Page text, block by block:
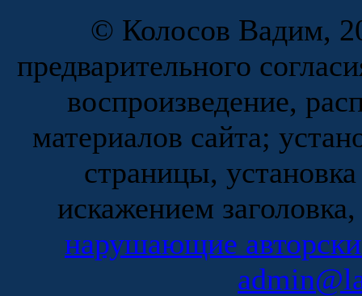
© Колосов Вадим,
предварительного
воспроизведение,
материалов сайта;
страницы,
искажением
нарушающие